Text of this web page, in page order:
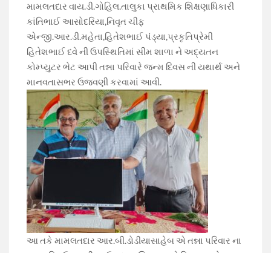
મામલતદાર વાય.ડી.ગોહિલ.તાલુકા પ્રાથમિક શિક્ષણાધિકારી
કાંતિભાઈ આસોદરિયા,નિવૃત ચીફ
એન્જી.આર.ડી.મહેતા,હિતેશભાઈ પંડ્યા,પ્રકૃતિપ્રેમી
હિતેશભાઈ દવે ની ઉપસ્થિતિમાં સીમ શાળા ને અદ્યતન
કોમ્પ્યુટર ભેટ આપી તન્ના પરિવારે જન્મ દિવસ ની યથાર્થ અને
માનવતાસભર ઉજવણી કરવામાં આવી.
આ તકે મામલતદાર આર.બી.ડોડીયાસાહેબ એ તન્ના પરિવાર ના